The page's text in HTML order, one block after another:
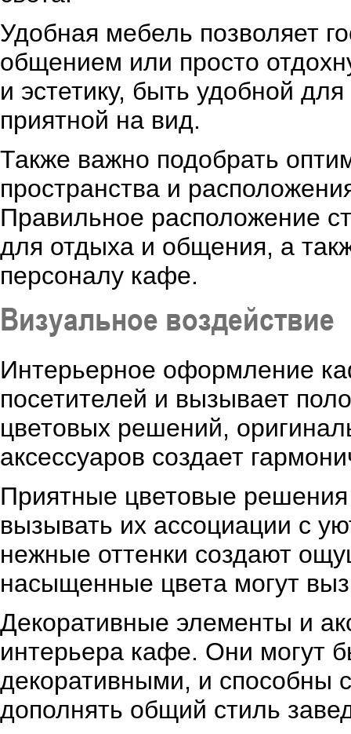
Удобная мебель позволяет
общением или просто
и эстетику, быть удобной
приятной на вид.
Также важно подобрать
пространства и
Правильное расположение
для отдыха и общения, а
персоналу кафе.
Визуальное воздействие
Интерьерное оформление
посетителей и вызывает
цветовых решений,
аксессуаров создает
Приятные цветовые решения
вызывать их ассоциации с
нежные оттенки создают
насыщенные цвета могут
Декоративные элементы и
интерьера кафе. Они могут
декоративными, и способны
дополнять общий стиль